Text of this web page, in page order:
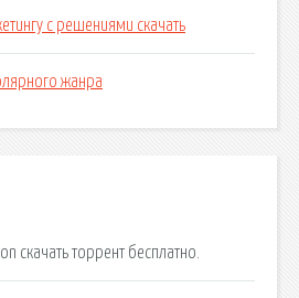
с решениями скачать
жанра
скачать торрент бесплатно.